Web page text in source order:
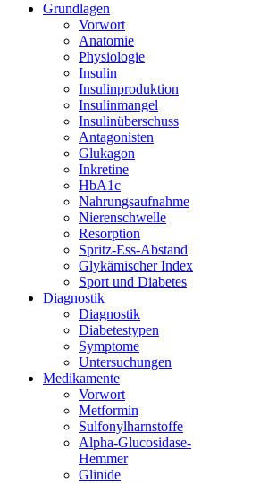
Grundlagen
Vorwort
Anatomie
Physiologie
Insulin
Insulinproduktion
Insulinmangel
Insulinüberschuss
Antagonisten
Glukagon
Inkretine
HbA1c
Nahrungsaufnahme
Nierenschwelle
Resorption
Spritz-Ess-Abstand
Glykämischer Index
Sport und Diabetes
Diagnostik
Diagnostik
Diabetestypen
Symptome
Untersuchungen
Medikamente
Vorwort
Metformin
Sulfonylharnstoffe
Alpha-Glucosidase-
Hemmer
Glinide